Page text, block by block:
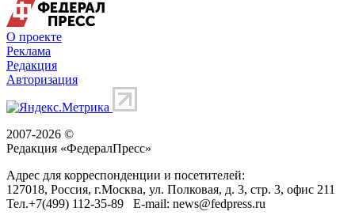
О проекте
Реклама
Редакция
Авторизация
2007-2026 ©
Редакция «ФедералПресс»
Адрес для корреспонденции и посетителей:
127018, Россия, г.Москва, ул. Полковая, д. 3, стр. 3, офис 211
Тел.+7(499) 112-35-89 E-mail: news@fedpress.ru